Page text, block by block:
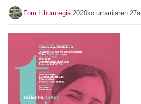
Foru Liburutegia 2020ko urtarrilaren 27a